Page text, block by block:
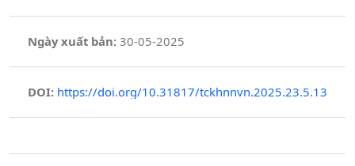
Ngày xuất bản: 30-05-2025
DOI: https://doi.org/10.31817/tckhnnvn.2025.23.5.13